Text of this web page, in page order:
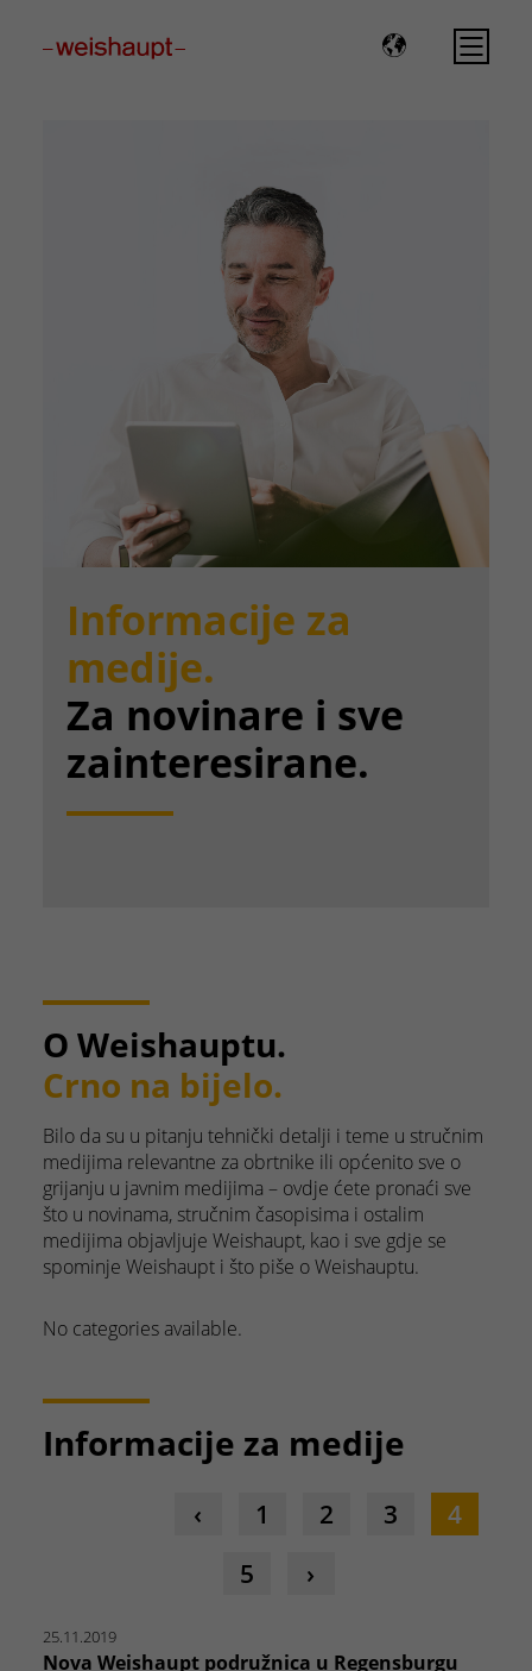
Informacije za
medije.
Za novinare i sve
zainteresirane.
O Weishauptu.
Crno na bijelo.
Bilo da su u pitanju tehnički detalji i teme u stručnim
medijima relevantne za obrtnike ili općenito sve o
grijanju u javnim medijima – ovdje ćete pronaći sve
što u novinama, stručnim časopisima i ostalim
medijima objavljuje Weishaupt, kao i sve gdje se
spominje Weishaupt i što piše o Weishauptu.
No categories available.
Informacije za medije
1 2 3
4
5
25.11.2019
Nova Weishaupt podružnica u Regensburgu